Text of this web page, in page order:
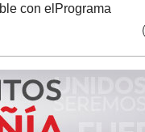
con el Programa